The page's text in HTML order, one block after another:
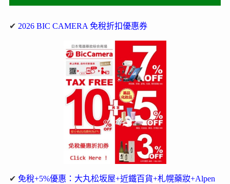
✔ 2026 BIC CAMERA 免稅折扣優惠券
✔ 免稅+5%優惠：大丸松坂屋+近鐵百貨+札幌藥妝+Alpen